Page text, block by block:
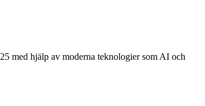
med hjälp av moderna teknologier som AI och